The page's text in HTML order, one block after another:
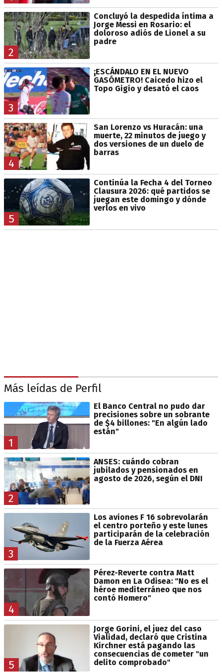
2
Concluyó la despedida íntima a
Jorge Messi en Rosario: el
doloroso adiós de Lionel a su
padre
3
¡ESCÁNDALO EN EL NUEVO
GASÓMETRO! Caicedo hizo el
Topo Gigio y desató el caos
4
San Lorenzo vs Huracán: una
muerte, 22 minutos de juego y
dos versiones de un duelo de
barras
5
Continúa la Fecha 4 del Torneo
Clausura 2026: qué partidos se
juegan este domingo y dónde
verlos en vivo
Más leídas de Perfil
1
El Banco Central no pudo dar
precisiones sobre un sobrante
de $4 billones: "En algún lado
están"
2
ANSES: cuándo cobran
jubilados y pensionados en
agosto de 2026, según el DNI
3
Los aviones F 16 sobrevolarán
el centro porteño y este lunes
participarán de la celebración
de la Fuerza Aérea
4
Pérez-Reverte contra Matt
Damon en La Odisea: "No es el
héroe mediterráneo que nos
contó Homero"
5
Jorge Gorini, el juez del caso
Vialidad, declaró que Cristina
Kirchner está pagando las
consecuencias de cometer "un
delito comprobado"